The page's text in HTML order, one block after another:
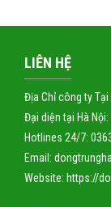
LIÊN HỆ
Địa Chỉ công ty Tại
Đại diện tại Hà
Hotlines 24/7:
Email:
Website: https://